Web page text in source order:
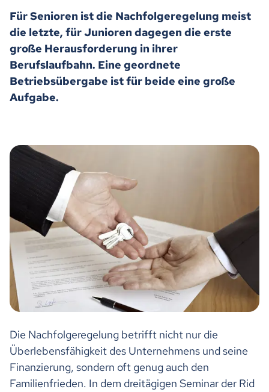
Für Senioren ist die Nachfolgeregelung meist
die letzte, für Junioren dagegen die erste
große Herausforderung in ihrer
Berufslaufbahn. Eine geordnete
Betriebsübergabe ist für beide eine große
Aufgabe.
Die Nachfolgeregelung betrifft nicht nur die
Überlebensfähigkeit des Unternehmens und seine
Finanzierung, sondern oft genug auch den
Familienfrieden. In dem dreitägigen Seminar der Rid